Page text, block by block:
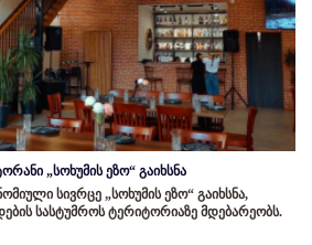
„სოხუმის ეზო“ გაიხსნა
სივრცე „სოხუმის ეზო“ გაიხსნა,
სასტუმროს ტერიტორიაზე მდებარეობს.